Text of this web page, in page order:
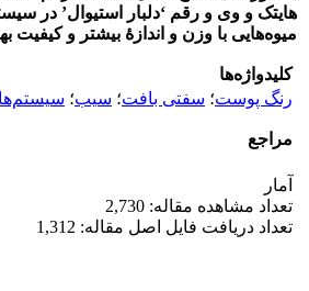
هایتک و وی و رقم ‘دلبار استیوال’ در
میوه‌هایی با وزن و اندازۀ بیشتر و کیفیت
کلیدواژه‌ها
رنگ پوست؛ سفتی بافت؛ سیب؛
مراجع
آمار
تعداد مشاهده مقاله: 2,730
تعداد دریافت فایل اصل مقاله: 1,312